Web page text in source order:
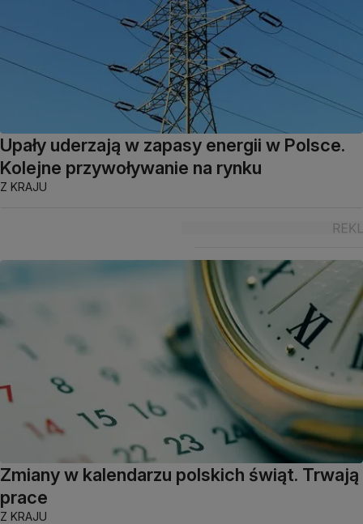
Upały uderzają w zapasy energii w Polsce.
Kolejne przywoływanie na rynku
Z KRAJU
Zmiany w kalendarzu polskich świąt. Trwają
prace
Z KRAJU